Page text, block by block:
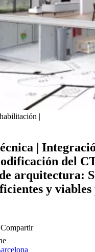
|
|
del
arquitectura:
y viables
Compartir
LinkedIn